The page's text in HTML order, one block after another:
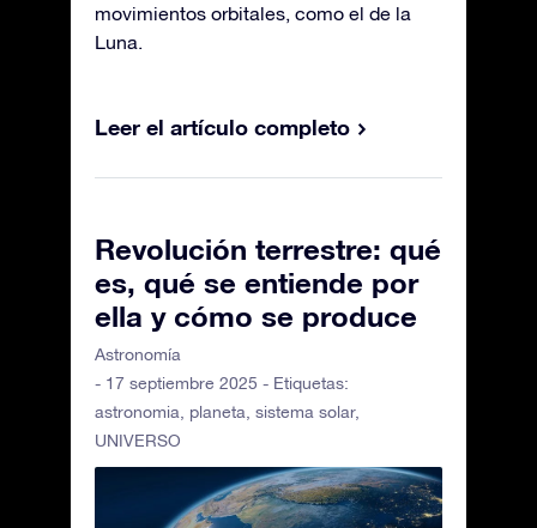
movimientos orbitales, como el de la
Luna.
Leer el artículo completo
Revolución terrestre: qué
es, qué se entiende por
ella y cómo se produce
Astronomía
- 17 septiembre 2025 - Etiquetas:
astronomia
planeta sistema solar,
UNIVERSO